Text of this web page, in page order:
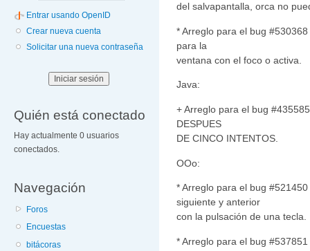
Entrar usando OpenID
Crear nueva cuenta
Solicitar una nueva contraseña
Quién está conectado
Hay actualmente 0 usuarios
conectados.
Navegación
Foros
Encuestas
bitácoras
del salvapantalla, orca no
* Arreglo para el bug
para la
ventana con el foco o activa.
Java:
+ Arreglo para el bug
DESPUES
DE CINCO INTENTOS.
OOo:
* Arreglo para el bug
siguiente y anterior
con la pulsación de una tecla.
* Arreglo para el bug